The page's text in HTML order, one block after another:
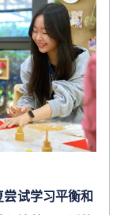
试学习平衡和